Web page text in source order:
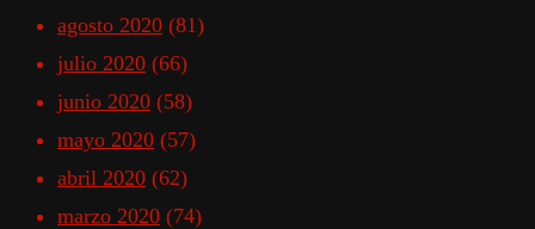
agosto 2020 (81)
julio 2020 (66)
junio 2020 (58)
mayo 2020 (57)
abril 2020 (62)
marzo 2020 (74)